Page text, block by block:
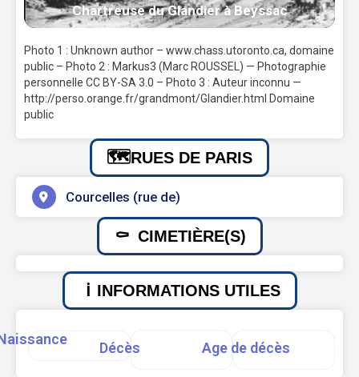
Chartreuse du Glandier à Beyssac
Photo 1 : Unknown author – www.chass.utoronto.ca, domaine
public – Photo 2 : Markus3 (Marc ROUSSEL) — Photographie
personnelle CC BY-SA 3.0 – Photo 3 : Auteur inconnu —
http://perso.orange.fr/grandmont/Glandier.html Domaine
public
RUES DE PARIS
Courcelles (rue de)
CIMETIÈRE(S)
INFORMATIONS UTILES
Décès Age de décès